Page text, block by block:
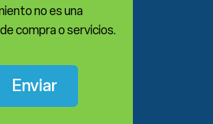
no es una
compra o servicios.